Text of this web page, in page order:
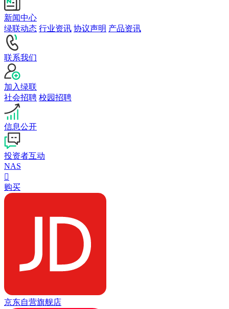
新闻中心
绿联动态 行业资讯 协议声明 产品资讯
联系我们
加入绿联
社会招聘 校园招聘
信息公开
投资者互动
NAS

购买
京东自营旗舰店